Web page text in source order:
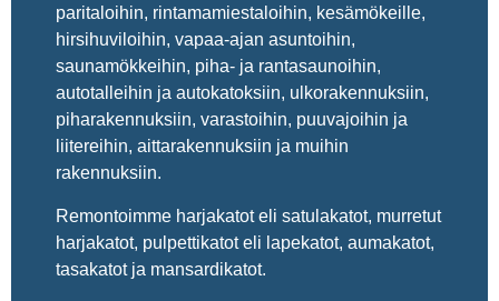
paritaloihin, rintamamiestaloihin, kesämökeille,
hirsihuviloihin, vapaa-ajan asuntoihin,
saunamökkeihin, piha- ja rantasaunoihin,
autotalleihin ja autokatoksiin, ulkorakennuksiin,
piharakennuksiin, varastoihin, puuvajoihin ja
liitereihin, aittarakennuksiin ja muihin
rakennuksiin.
Remontoimme harjakatot eli satulakatot, murretut
harjakatot, pulpettikatot eli lapekatot, aumakatot,
tasakatot ja mansardikatot.